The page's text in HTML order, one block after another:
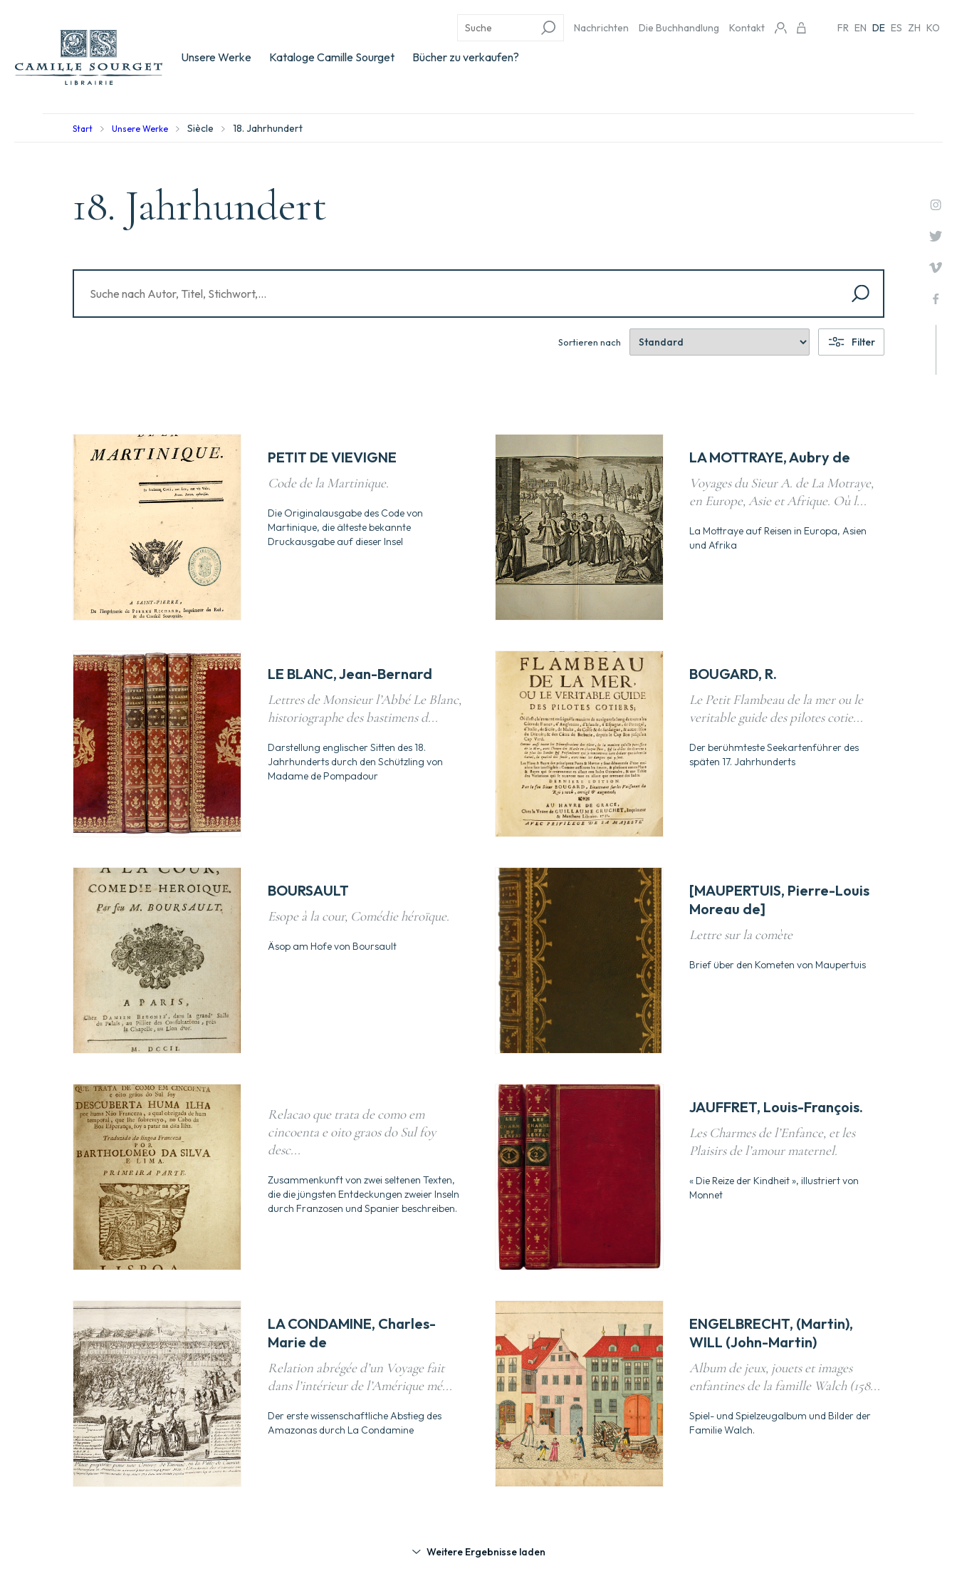
Unsere Werke Kataloge Camille Sourget Bücher zu verkaufen?
Nachrichten Die Buchhandlung Kontakt FR EN DE ES ZH KO
Start Unsere Werke Siècle 18. Jahrhundert
18. Jahrhundert
Sortieren nach Filter
PETIT DE VIEVIGNE
Code de la Martinique.
Die Originalausgabe des Code von
Martinique, die älteste bekannte
Druckausgabe auf dieser Insel
LA MOTTRAYE, Aubry de
Voyages du Sieur A. de La Motraye,
en Europe, Asie et Afrique. Où l...
La Mottraye auf Reisen in Europa, Asien
und Afrika
LE BLANC, Jean-Bernard
Lettres de Monsieur l’Abbé Le Blanc,
historiographe des bastimens d...
Darstellung englischer Sitten des 18.
Jahrhunderts durch den Schützling von
Madame de Pompadour
BOUGARD, R.
Le Petit Flambeau de la mer ou le
veritable guide des pilotes cotie...
Der berühmteste Seekartenführer des
späten 17. Jahrhunderts
BOURSAULT
Esope à la cour, Comédie héroïque.
Äsop am Hofe von Boursault
[MAUPERTUIS, Pierre-Louis
Moreau de]
Lettre sur la comète
Brief über den Kometen von Maupertuis
Relacao que trata de como em
cincoenta e oito graos do Sul foy
desc...
Zusammenkunft von zwei seltenen Texten,
die die jüngsten Entdeckungen zweier Inseln
durch Franzosen und Spanier beschreiben.
JAUFFRET, Louis-François.
Les Charmes de l’Enfance, et les
Plaisirs de l’amour maternel.
« Die Reize der Kindheit », illustriert von
Monnet
LA CONDAMINE, Charles-
Marie de
Relation abrégée d’un Voyage fait
dans l’intérieur de l’Amérique mé...
Der erste wissenschaftliche Abstieg des
Amazonas durch La Condamine
ENGELBRECHT, (Martin),
WILL (John-Martin)
Album de jeux, jouets et images
enfantines de la famille Walch (158...
Spiel- und Spielzeugalbum und Bilder der
Familie Walch.
Weitere Ergebnisse laden